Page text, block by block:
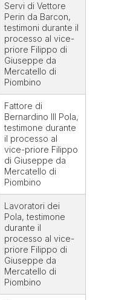
Servi di Vettore
Perin da Barcon,
testimoni durante il
processo al vice-
priore Filippo di
Giuseppe da
Mercatello di
Piombino
Fattore di
Bernardino III Pola,
testimone durante
il processo al
vice-priore Filippo
di Giuseppe da
Mercatello di
Piombino
Lavoratori dei
Pola, testimone
durante il
processo al vice-
priore Filippo di
Giuseppe da
Mercatello di
Piombino